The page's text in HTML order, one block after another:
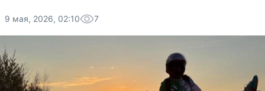
9 мая, 2026, 02:10 7